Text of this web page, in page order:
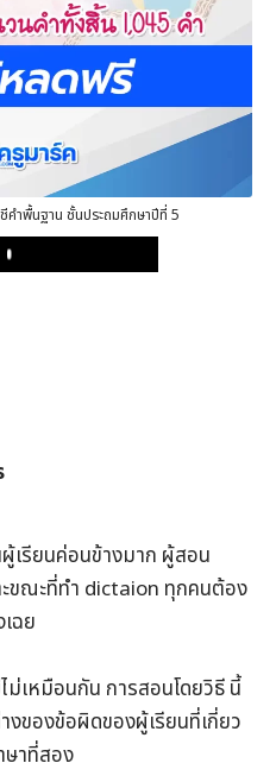
ำพื้นฐาน ชั้นประถมศึกษาปีที่ 5
Play
เรียนค่อนข้างมาก ผู้สอน
ขณะที่ทำ dictaion ทุกคนต้อง
ฉย
เหมือนกัน การสอนโดยวิธี นี้
ของข้อผิดของผู้เรียนที่เกี่ยว
ษาที่สอง